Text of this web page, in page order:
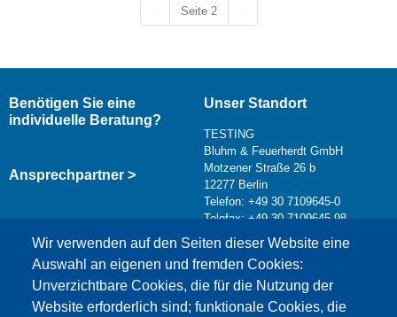
Vorherige Seite
Seite 2
Wir verwenden auf den Seiten dieser Website eine
Auswahl an eigenen und fremden Cookies:
Unverzichtbare Cookies, die für die Nutzung der
Website erforderlich sind; funktionale Cookies, die
Benötigen Sie eine
individuelle Beratung?
Ansprechpartner >
Unser Standort
TESTING
Bluhm & Feuerherdt GmbH
Motzener Straße 26 b
12277 Berlin
Telefon: +49 30 7109645-0
Telefax: +49 30 7109645-98
info@testing.de